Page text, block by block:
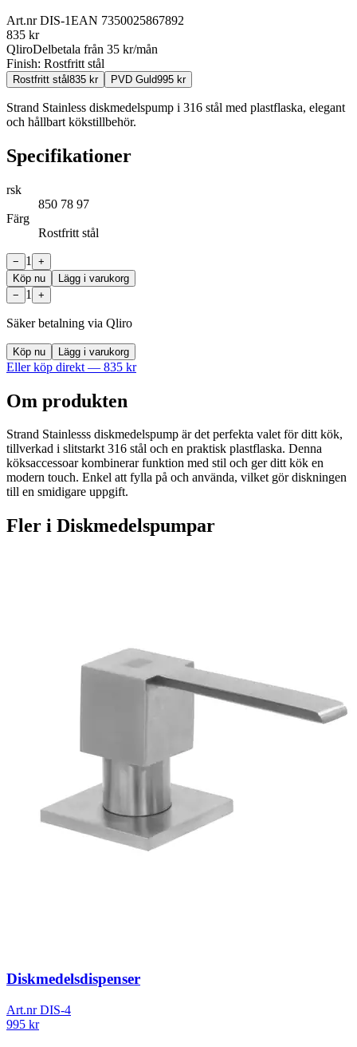
Art.nrDIS-1EAN 7350025867892
835 kr
QliroDelbetala från 35 kr/mån
Finish: Rostfritt stål
Rostfritt stål 835 kr PVD Guld995 kr
Strand Stainless diskmedelspump i 316 stål med plastflaska, elegant
och hållbart kökstillbehör.
Specifikationer
rsk
850 78 97
Färg
Rostfritt stål
− 1
+
Köp nu
Lägg i varukorg
−
1 +
Säker betalning via Qliro
Köp nu Lägg i varukorg
Eller köp direkt — 835 kr
Om produkten
Strand Stainlesss diskmedelspump är det perfekta valet för ditt kök,
tillverkad i slitstarkt 316 stål och en praktisk plastflaska. Denna
köksaccessoar kombinerar funktion med stil och ger ditt kök en
modern touch. Enkel att fylla på och använda, vilket gör diskningen
till en smidigare uppgift.
Fler i Diskmedelspumpar
Diskmedelsdispenser
Art.nrDIS-4
995 kr